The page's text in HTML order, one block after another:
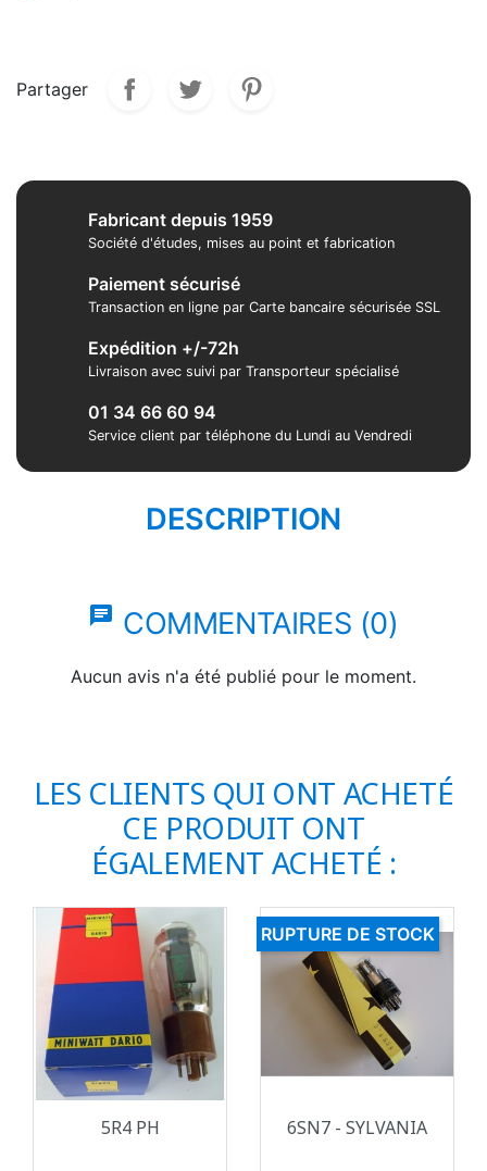
Partager
Fabricant depuis 1959
Société d'études, mises au point et fabrication
Paiement sécurisé
Transaction en ligne par Carte bancaire sécurisée SSL
Expédition +/-72h
Livraison avec suivi par Transporteur spécialisé
01 34 66 60 94
Service client par téléphone du Lundi au Vendredi
DESCRIPTION
chat COMMENTAIRES (0)
Aucun avis n'a été publié pour le moment.
LES CLIENTS QUI ONT ACHETÉ
CE PRODUIT ONT
ÉGALEMENT ACHETÉ :
5R4 PH 6SN7 - SYLVANIA
RUPTURE DE STOCK